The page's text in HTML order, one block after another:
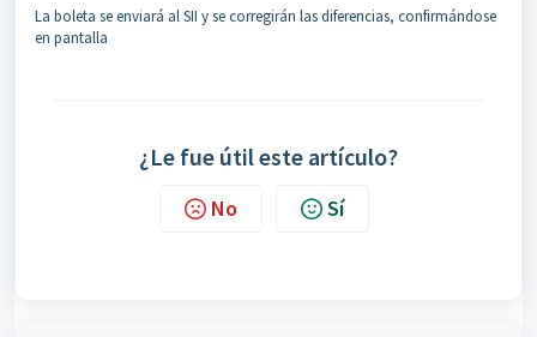
La boleta se enviará al SII y se corregirán las diferencias, confirmándose
en pantalla
¿Le fue útil este artículo?
No Sí